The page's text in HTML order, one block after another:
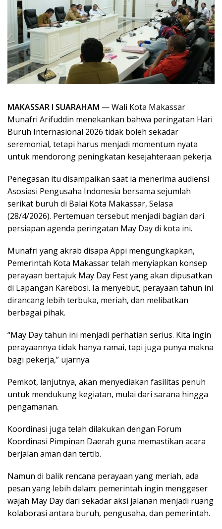
MAKASSAR I SUARAHAM — Wali Kota Makassar
Munafri Arifuddin menekankan bahwa peringatan Hari
Buruh Internasional 2026 tidak boleh sekadar
seremonial, tetapi harus menjadi momentum nyata
untuk mendorong peningkatan kesejahteraan pekerja.
Penegasan itu disampaikan saat ia menerima audiensi
Asosiasi Pengusaha Indonesia bersama sejumlah
serikat buruh di Balai Kota Makassar, Selasa
(28/4/2026). Pertemuan tersebut menjadi bagian dari
persiapan agenda peringatan May Day di kota ini.
Munafri yang akrab disapa Appi mengungkapkan,
Pemerintah Kota Makassar telah menyiapkan konsep
perayaan bertajuk May Day Fest yang akan dipusatkan
di Lapangan Karebosi. Ia menyebut, perayaan tahun ini
dirancang lebih terbuka, meriah, dan melibatkan
berbagai pihak.
“May Day tahun ini menjadi perhatian serius. Kita ingin
perayaannya tidak hanya ramai, tapi juga punya makna
bagi pekerja,” ujarnya.
Pemkot, lanjutnya, akan menyediakan fasilitas penuh
untuk mendukung kegiatan, mulai dari sarana hingga
pengamanan.
Koordinasi juga telah dilakukan dengan Forum
Koordinasi Pimpinan Daerah guna memastikan acara
berjalan aman dan tertib.
Namun di balik rencana perayaan yang meriah, ada
pesan yang lebih dalam: pemerintah ingin menggeser
wajah May Day dari sekadar aksi jalanan menjadi ruang
kolaborasi antara buruh, pengusaha, dan pemerintah.